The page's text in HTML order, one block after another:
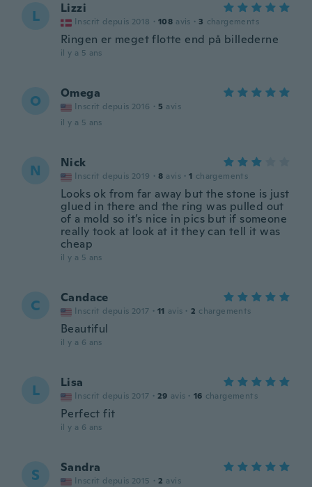
L Lizzi
Inscrit depuis 2018 · 108 avis · 3 chargements
Ringen er meget flotte end på billederne
il y a 5 ans
O Omega
Inscrit depuis 2016 · 5 avis
il y a 5 ans
N Nick
Inscrit depuis 2019 · 8 avis · 1 chargements
Looks ok from far away but the stone is just
glued in there and the ring was pulled out
of a mold so it’s nice in pics but if someone
really took at look at it they can tell it was
cheap
il y a 5 ans
C Candace
Inscrit depuis 2017 · 11 avis · 2 chargements
Beautiful
il y a 6 ans
L Lisa
Inscrit depuis 2017 · 29 avis · 16 chargements
Perfect fit
il y a 6 ans
S Sandra
Inscrit depuis 2015 · 2 avis